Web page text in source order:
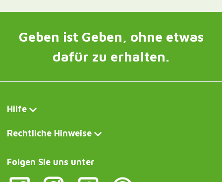
Geben ist Geben, ohne etwas
dafür zu erhalten.
Hilfe
Rechtliche Hinweise
Folgen Sie uns unter